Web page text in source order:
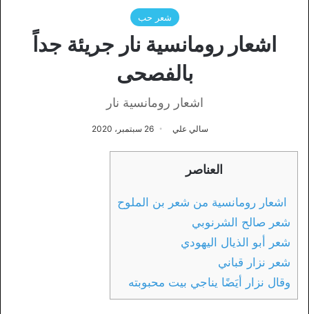
شعر حب
اشعار رومانسية نار جريئة جداً
بالفصحى
اشعار رومانسية نار
سالي علي 26 سبتمبر، 2020
العناصر
اشعار رومانسية من شعر بن الملوح
شعر صالح الشرنوبي
شعر أبو الذيال اليهودي
شعر نزار قباني
وقال نزار أيَضًا يناجي بيت محبوبته